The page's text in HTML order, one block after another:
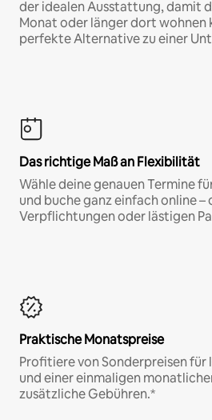
der idealen Ausstattung, damit
Monat oder länger dort wohnen
perfekte Alternative zu einer
Das richtige Maß an Flexibilität
Wähle deine genauen Termine
und buche ganz einfach online –
Verpflichtungen oder lästigen
Praktische Monatspreise
Profitiere von Sonderpreisen
und einer einmaligen
zusätzliche Gebühren.*